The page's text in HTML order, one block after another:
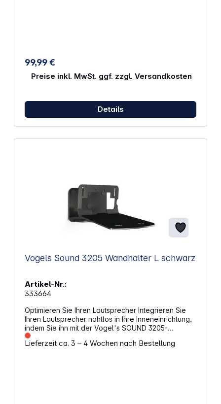
Hörerlebnis Farbe: schwarz Abmessungen (H x B x
T): 815 x 265 x 265 mm Integrierte Kabelführung
Kompatibel mit Sonos Era 100
99,99 €
Preise inkl. MwSt. ggf. zzgl. Versandkosten
Details
Vogels Sound 3205 Wandhalter L schwarz
Artikel-Nr.:
333664
Optimieren Sie Ihren Lautsprecher Integrieren Sie
Ihren Lautsprecher nahtlos in Ihre Inneneinrichtung,
indem Sie ihn mit der Vogel's SOUND 3205-
Wandhalterung an einer beliebigen Stelle an der
Wand befestigen. Montieren Sie die Halterung oben
Lieferzeit ca. 3 – 4 Wochen nach Bestellung